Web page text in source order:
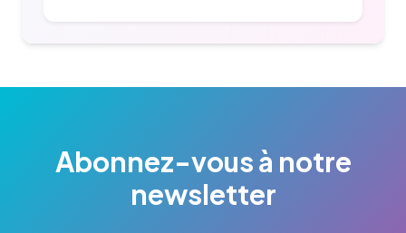
Abonnez-vous à notre
newsletter